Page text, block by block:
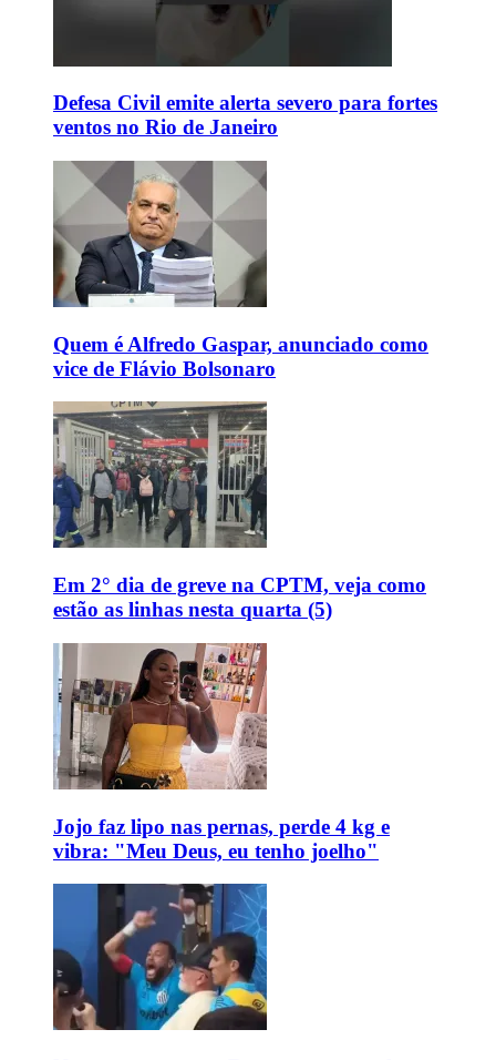
Defesa Civil emite alerta severo para fortes
ventos no Rio de Janeiro
Quem é Alfredo Gaspar, anunciado como
vice de Flávio Bolsonaro
Em 2° dia de greve na CPTM, veja como
estão as linhas nesta quarta (5)
Jojo faz lipo nas pernas, perde 4 kg e
vibra: "Meu Deus, eu tenho joelho"